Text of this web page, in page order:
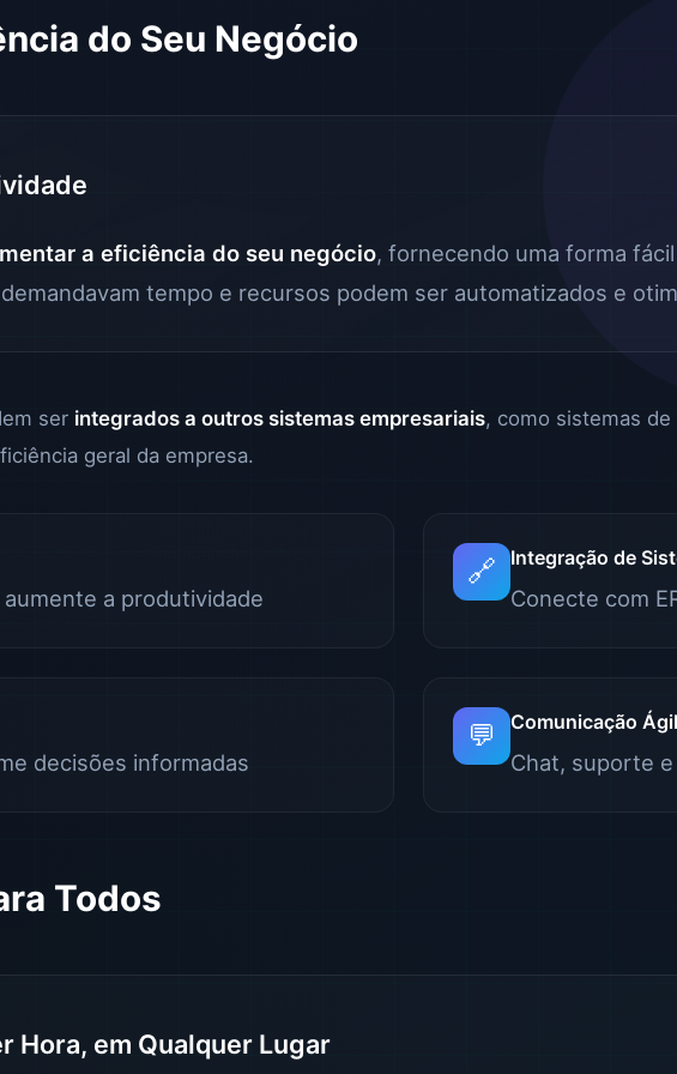
do Seu Negócio
a eficiência do seu negócio, fornecendo uma forma
tempo e recursos podem ser automatizados e
ser integrados a outros sistemas empresariais, como sistemas
geral da empresa.
a produtividade
🔗 Integração de
Conecte com
decisões informadas
💬 Comunicação Ágil
Chat, suporte
Todos
Hora, em Qualquer Lugar